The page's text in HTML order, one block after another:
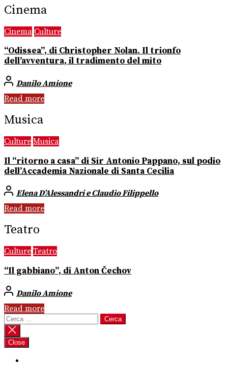
Cinema
Cinema Culture
“Odissea”, di Christopher Nolan. Il trionfo
dell’avventura, il tradimento del mito
Danilo Amione
Read more
Musica
Culture Musica
Il “ritorno a casa” di Sir Antonio Pappano, sul podio
dell’Accademia Nazionale di Santa Cecilia
Elena D’Alessandri e Claudio Filippello
Read more
Teatro
Culture Teatro
“Il gabbiano”, di Anton Čechov
Danilo Amione
Read more
Ricerca
per:
Close